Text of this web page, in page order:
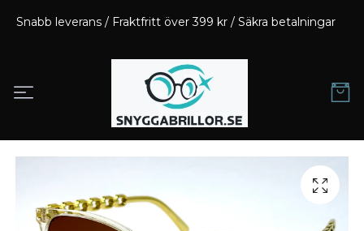
Snabb leverans / Fraktfritt över 399 kr / Säkra betalningar